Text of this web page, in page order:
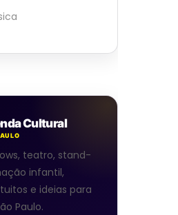
Cultural
teatro, stand-
infantil,
e ideias para
Paulo.